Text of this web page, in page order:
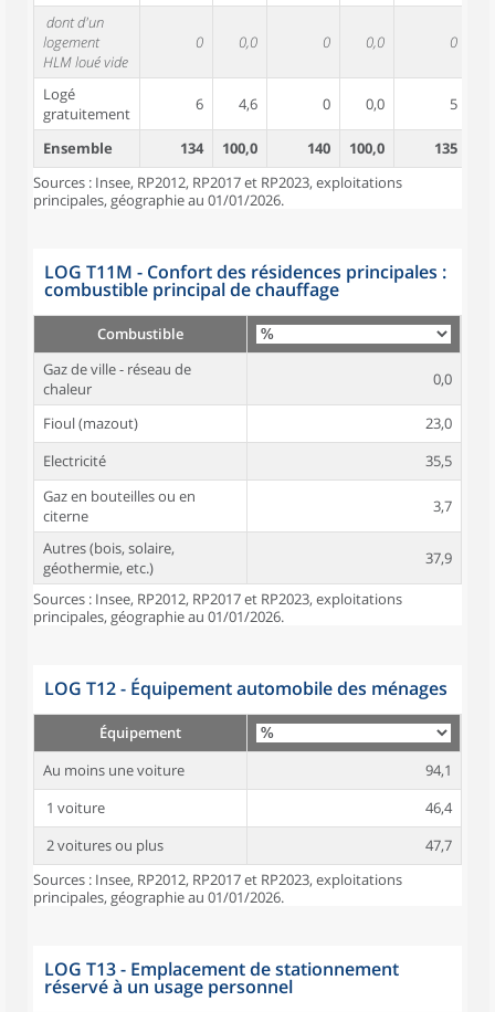
dont d'un
logement
HLM loué vide
0 0,0 0 0,0 0
Logé
gratuitement
6 4,6 0 0,0 5
Ensemble 134 100,0 140 100,0 135
Sources : Insee, RP2012, RP2017 et RP2023, exploitations
principales, géographie au 01/01/2026.
LOG T11M - Confort des résidences principales :
combustible principal de chauffage
Combustible
Gaz de ville - réseau de
chaleur
0,0
Fioul (mazout)
23,0
Electricité
35,5
Gaz en bouteilles ou en
citerne
3,7
Autres (bois, solaire,
géothermie, etc.)
37,9
Sources : Insee, RP2012, RP2017 et RP2023, exploitations
principales, géographie au 01/01/2026.
LOG T12 - Équipement automobile des ménages
Équipement
Au moins une voiture
94,1
1 voiture
46,4
2 voitures ou plus
47,7
Sources : Insee, RP2012, RP2017 et RP2023, exploitations
principales, géographie au 01/01/2026.
LOG T13 - Emplacement de stationnement
réservé à un usage personnel